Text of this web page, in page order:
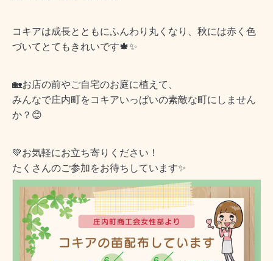
コキアは成長とともにふんわり丸くなり、秋には赤く色
づいてとてもきれいです🍁✨
🏡お店の前やご自宅のお庭に植えて、
みんなで庄内町をコキアいっぱいの素敵な町にしません
か？ 😊
💚お気軽にお立ち寄りください！
たくさんのご参加をお待ちしています✨